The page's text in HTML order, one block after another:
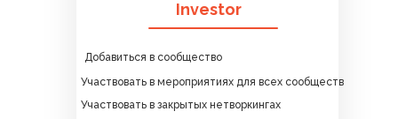
Investor
Добавиться в сообщество
Участвовать в мероприятиях для всех сообществ
Участвовать в закрытых нетворкингах